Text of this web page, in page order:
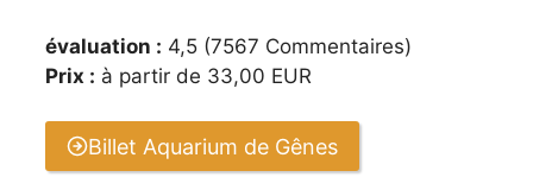
évaluation : 4,5 (7567 Commentaires)
Prix : à partir de 33,00 EUR
Billet Aquarium de Gênes